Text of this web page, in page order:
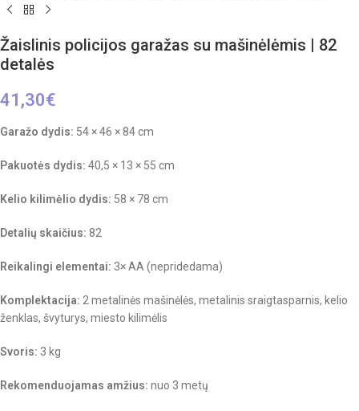
Žaislinis policijos garažas su mašinėlėmis | 82
detalės
41,30€
Garažo dydis: 54 × 46 × 84 cm
Pakuotės dydis: 40,5 × 13 × 55 cm
Kelio kilimėlio dydis: 58 × 78 cm
Detalių skaičius: 82
Reikalingi elementai: 3× AA (nepridedama)
Komplektacija: 2 metalinės mašinėlės, metalinis sraigtasparnis, kelio
ženklas, švyturys, miesto kilimėlis
Svoris: 3 kg
Rekomenduojamas amžius: nuo 3 metų